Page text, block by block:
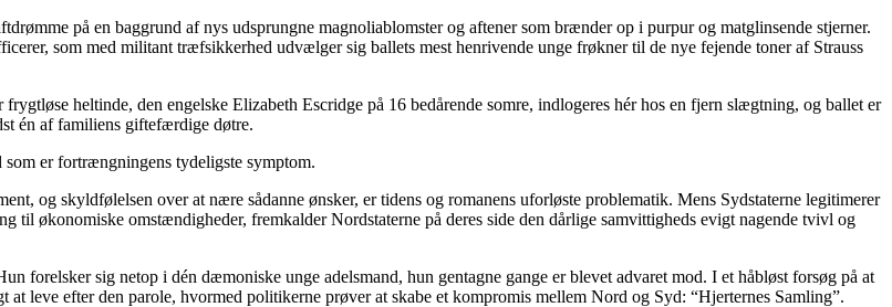
på en baggrund af nys udsprungne magnoliablomster og aftener som brænder op i purpur og matglinsende stjerner.
som med militant træfsikkerhed udvælger sig ballets mest henrivende unge frøkner til de nye fejende toner af Strauss
heltinde, den engelske Elizabeth Escridge på 16 bedårende somre, indlogeres hér hos en fjern slægtning, og ballet er
én af familiens giftefærdige døtre.
er fortrængningens tydeligste symptom.
og skyldfølelsen over at nære sådanne ønsker, er tidens og romanens uforløste problematik. Mens Sydstaterne legitimerer
til økonomiske omstændigheder, fremkalder Nordstaterne på deres side den dårlige samvittigheds evigt nagende tvivl og
forelsker sig netop i dén dæmoniske unge adelsmand, hun gentagne gange er blevet advaret mod. I et håbløst forsøg på at
leve efter den parole, hvormed politikerne prøver at skabe et kompromis mellem Nord og Syd: “Hjerternes Samling”.